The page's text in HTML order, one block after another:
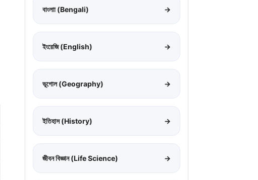
বাংলাা (Bengali) →
ইংরেজি (English) →
ভূগোল (Geography) →
ইতিহাস (History) →
জীবন বিজ্ঞান (Life Science) →